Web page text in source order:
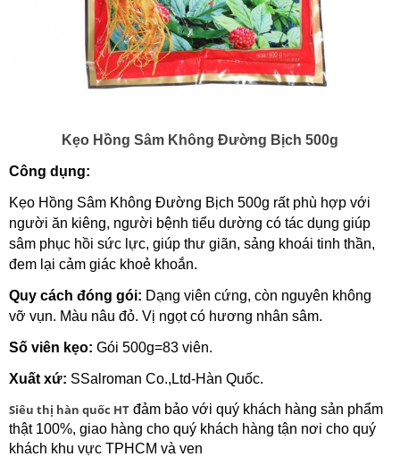
Kẹo Hồng Sâm Không Đường Bịch 500g
Công dụng:
Kẹo Hồng Sâm Không Đường Bịch 500g rất phù hợp với
người ăn kiêng, người bệnh tiểu dường có tác dụng giúp
sâm phục hồi sức lực, giúp thư giãn, sảng khoái tinh thần,
đem lại cảm giác khoẻ khoắn.
Quy cách đóng gói: Dạng viên cứng, còn nguyên không
vỡ vụn. Màu nâu đỏ. Vị ngọt có hương nhân sâm.
Số viên kẹo: Gói 500g=83 viên.
Xuất xứ: SSalroman Co.,Ltd-Hàn Quốc.
Siêu thị hàn quốc HT đảm bảo với quý khách hàng sản phẩm
thật 100%, giao hàng cho quý khách hàng tận nơi cho quý
khách khu vực TPHCM và ven